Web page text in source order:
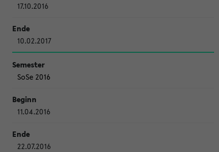
17.10.2016
10.02.2017
SoSe 2016
11.04.2016
22.07.2016